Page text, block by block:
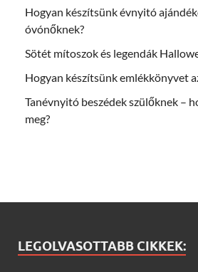
Hogyan készítsünk évnyitó
óvónőknek?
Sötét mítoszok és legendák
Hogyan készítsünk emlékkönyvet
Tanévnyitó beszédek szülőknek –
meg?
LEGOLVASOTTABB CIKKEK: